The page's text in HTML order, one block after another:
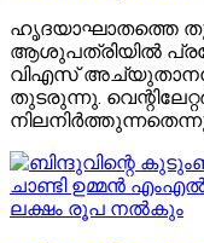
ഹൃദയാഘാതത്തെ
ആശുപത്രിയിൽ
വിഎസ്
തുടരുന്നു.